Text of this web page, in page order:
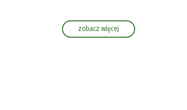
zobacz więcej